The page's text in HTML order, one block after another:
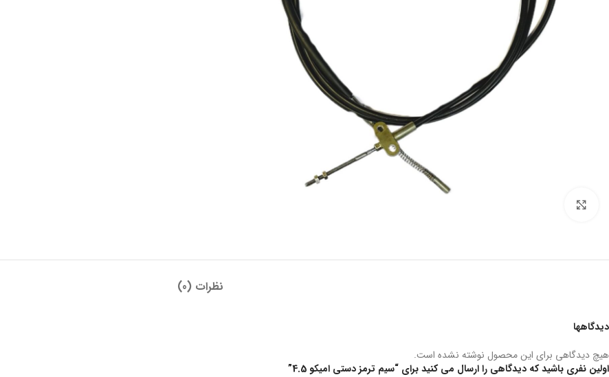
نظرات (0)
دیدگاهها
هیچ دیدگاهی برای این محصول نوشته نشده است.
اولین نفری باشید که دیدگاهی را ارسال می کنید برای “سیم ترمز دستی امیکو 4.5”